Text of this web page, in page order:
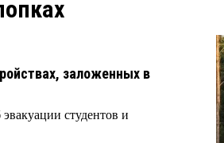
заложенных в
студентов и